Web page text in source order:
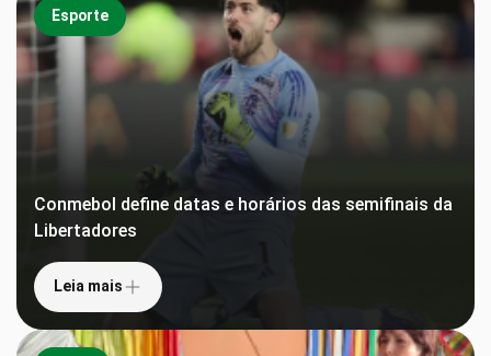
Esporte
Conmebol define datas e horários das semifinais da
Libertadores
Leia mais